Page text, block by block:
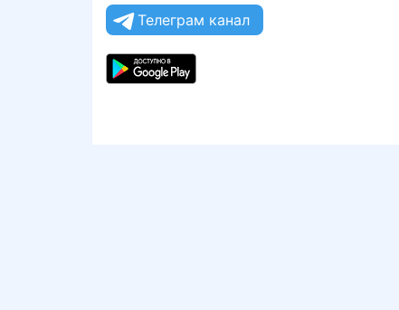
Телеграм канал